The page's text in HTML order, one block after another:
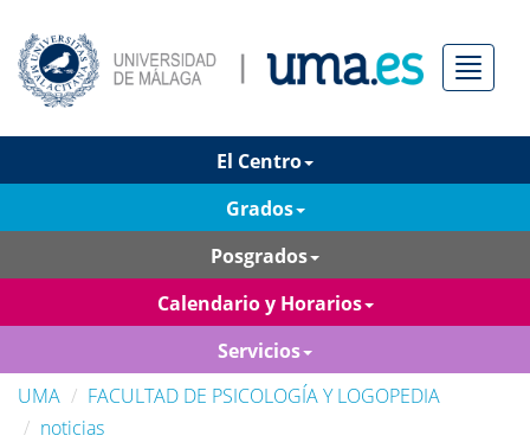
Menú
El Centro
Grados
Posgrados
Calendario y Horarios
Servicios
UMA
FACULTAD DE PSICOLOGÍA Y LOGOPEDIA
noticias